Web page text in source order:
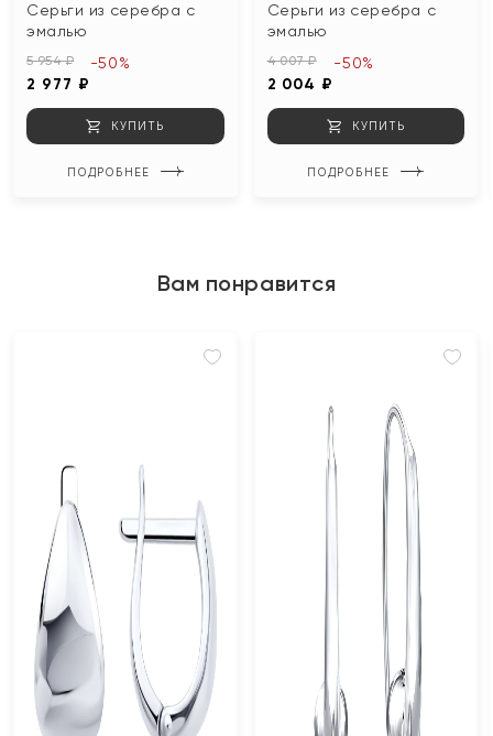
Серьги из серебра с
эмалью
5 954 ₽
2 977 ₽
-50%
КУПИТЬ
ПОДРОБНЕЕ
Серьги из серебра с
эмалью
4 007 ₽
2 004 ₽
-50%
КУПИТЬ
ПОДРОБНЕЕ
Вам понравится